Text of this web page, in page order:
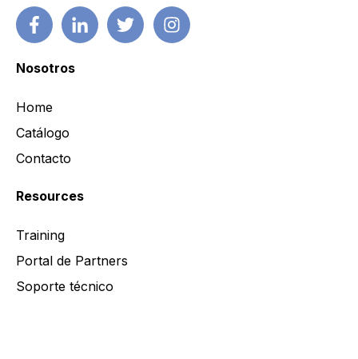
Nosotros
Home
Catálogo
Contacto
Resources
Training
Portal de Partners
Soporte técnico